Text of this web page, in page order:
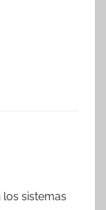
sistemas